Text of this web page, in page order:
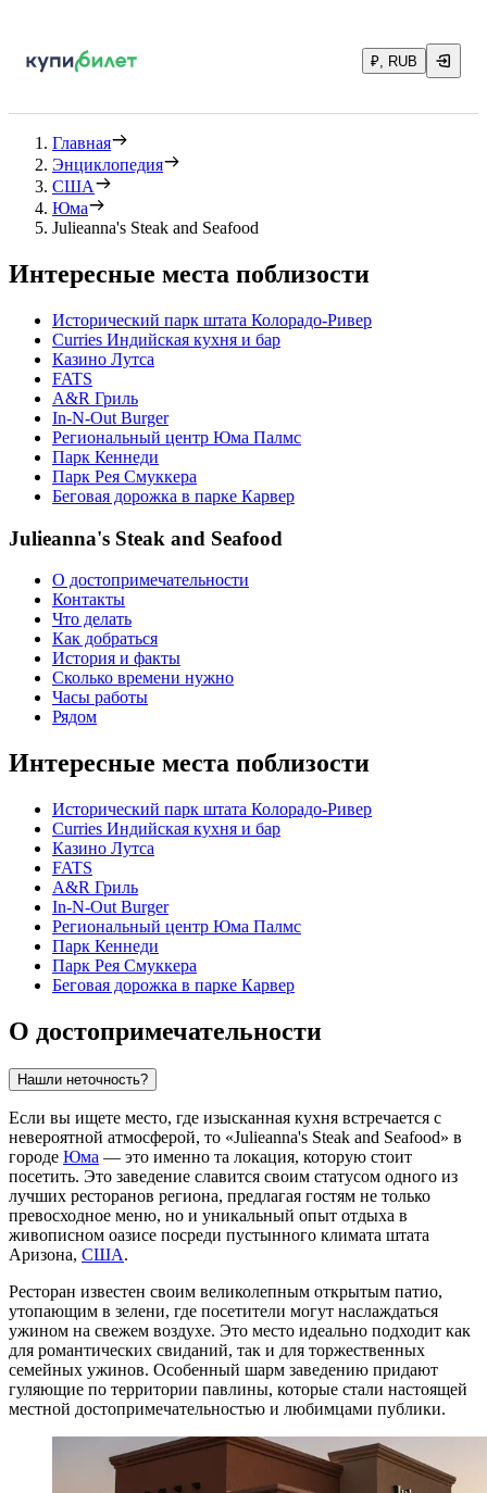
₽, RUB
Главная
Энциклопедия
США
Юма
Julieanna's Steak and Seafood
Интересные места поблизости
Исторический парк штата Колорадо-Ривер
Curries Индийская кухня и бар
Казино Лутса
FATS
A&R Гриль
In-N-Out Burger
Региональный центр Юма Палмс
Парк Кеннеди
Парк Рея Смуккера
Беговая дорожка в парке Карвер
Julieanna's Steak and Seafood
О достопримечательности
Контакты
Что делать
Как добраться
История и факты
Сколько времени нужно
Часы работы
Рядом
Интересные места поблизости
Исторический парк штата Колорадо-Ривер
Curries Индийская кухня и бар
Казино Лутса
FATS
A&R Гриль
In-N-Out Burger
Региональный центр Юма Палмс
Парк Кеннеди
Парк Рея Смуккера
Беговая дорожка в парке Карвер
О достопримечательности
Нашли неточность?
Если вы ищете место, где изысканная кухня встречается с
невероятной атмосферой, то «Julieanna's Steak and Seafood» в
городе Юма — это именно та локация, которую стоит
посетить. Это заведение славится своим статусом одного из
лучших ресторанов региона, предлагая гостям не только
превосходное меню, но и уникальный опыт отдыха в
живописном оазисе посреди пустынного климата штата
Аризона, США.
Ресторан известен своим великолепным открытым патио,
утопающим в зелени, где посетители могут наслаждаться
ужином на свежем воздухе. Это место идеально подходит как
для романтических свиданий, так и для торжественных
семейных ужинов. Особенный шарм заведению придают
гуляющие по территории павлины, которые стали настоящей
местной достопримечательностью и любимцами публики.